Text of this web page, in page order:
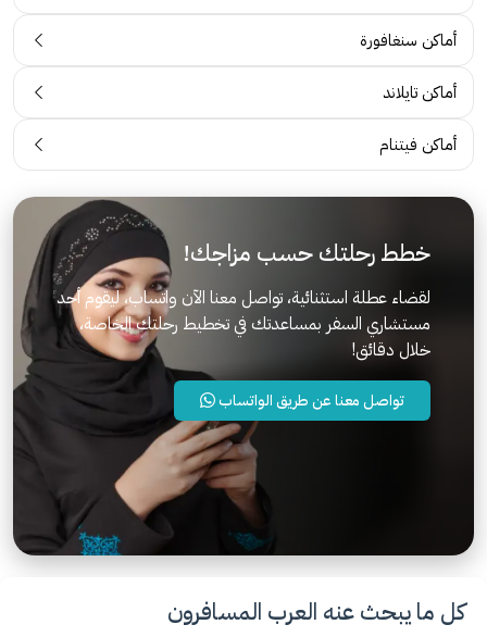
أماكن سنغافورة
أماكن تايلاند
أماكن فيتنام
خطط رحلتك حسب مزاجك!
لقضاء عطلة استثنائية، تواصل معنا الآن واتساب، ليقوم أحد
مستشاري السفر بمساعدتك في تخطيط رحلتك الخاصة،
خلال دقائق!
تواصل معنا عن طريق الواتساب
كل ما يبحث عنه العرب المسافرون